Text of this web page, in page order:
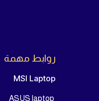
روابط مهمة
MSI Laptop
ASUS laptop